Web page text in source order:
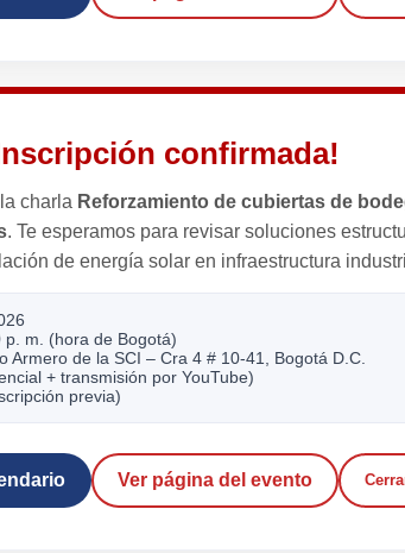
confirmada!
charla Reforzamiento de cubiertas de
. Te esperamos para revisar soluciones
de energía solar en infraestructura
m. (hora de Bogotá)
Armero de la SCI – Cra 4 # 10-41, Bogotá D.C.
+ transmisión por YouTube)
previa)
Ver página del evento